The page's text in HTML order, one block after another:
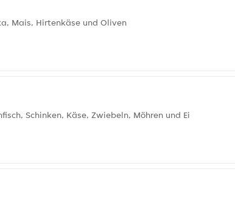
Mais, Hirtenkäse und Oliven
Schinken, Käse, Zwiebeln, Möhren und Ei